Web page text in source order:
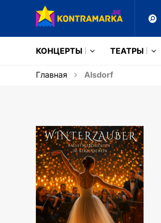
КОНЦЕРТЫ ТЕАТРЫ
Главная Alsdorf